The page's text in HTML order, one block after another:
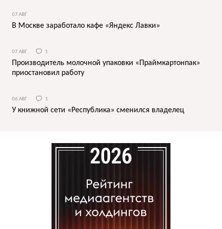
07 АВГ
В Москве заработало кафе «Яндекс Лавки»
07 АВГ 1
Производитель молочной упаковки «Праймкартонпак»
приостановил работу
06 АВГ 1
У книжной сети «Республика» сменился владелец